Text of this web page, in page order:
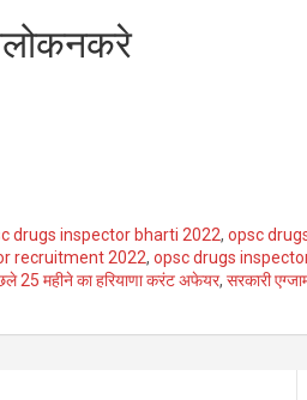
drugs inspector bharti 2022, opsc
recruitment 2022, opsc drugs
25 महीने का हरियाणा करंट अफेयर, सरकारी